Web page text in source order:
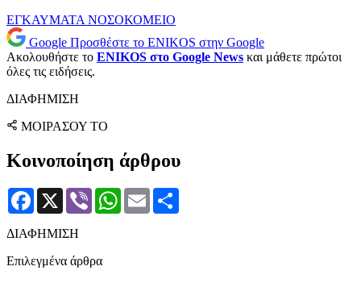
ΕΓΚΑΥΜΑΤΑ ΝΟΣΟΚΟΜΕΙΟ
Google Προσθέστε το ENIKOS στην Google
Ακολουθήστε το ENIKOS στο Google News και μάθετε πρώτοι
όλες τις ειδήσεις.
ΔΙΑΦΗΜΙΣΗ
ΜΟΙΡΑΣΟΥ ΤΟ
Κοινοποίηση άρθρου
Facebook
X Viber WhatsApp
Email
ΔΙΑΦΗΜΙΣΗ
Επιλεγμένα άρθρα